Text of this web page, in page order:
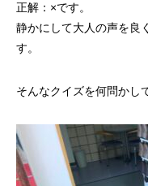
正解：×です。
静かにして大人の声を良
す。
そんなクイズを何問かし